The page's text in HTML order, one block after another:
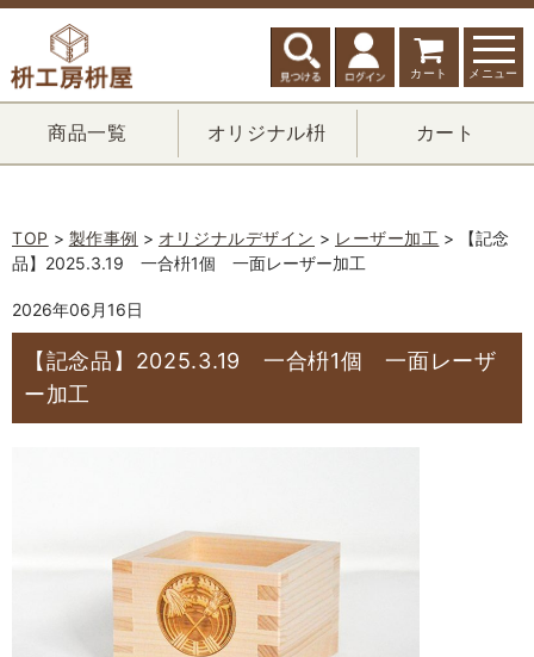
カート メニュー
商品一覧 オリジナル枡 カート
TOP > 製作事例 > オリジナルデザイン > レーザー加工 > 【記念
品】2025.3.19 一合枡1個 一面レーザー加工
2026年06月16日
【記念品】2025.3.19 一合枡1個 一面レーザ
ー加工